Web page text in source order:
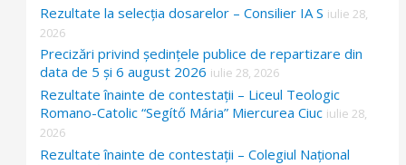
Rezultate la selecția dosarelor – Consilier IA S iulie 28,
2026
Precizări privind ședințele publice de repartizare din
data de 5 și 6 august 2026 iulie 28, 2026
Rezultate înainte de contestații – Liceul Teologic
Romano-Catolic “Segítő Mária” Miercurea Ciuc iulie 28,
2026
Rezultate înainte de contestații – Colegiul Național